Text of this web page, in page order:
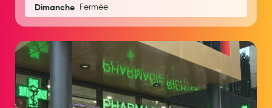
Alimentation
Soins enfant
Soins maman
Tisanes allaitement et compléments alimentaires
Dimanche Fermée